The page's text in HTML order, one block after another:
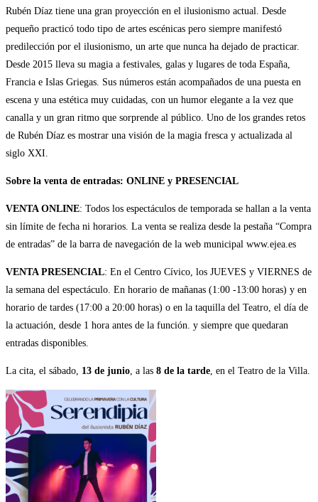
Rubén Díaz tiene una gran proyección en el ilusionismo actual. Desde
pequeño practicó todo tipo de artes escénicas pero siempre manifestó
predilección por el ilusionismo, un arte que nunca ha dejado de practicar.
Desde 2015 lleva su magia a festivales, galas y lugares de toda España,
Francia e Islas Griegas. Sus números están acompañados de una puesta en
escena y una estética muy cuidadas, con un humor elegante a la vez que
canalla y un gran ritmo que sorprende al público. Uno de los grandes retos
de Rubén Díaz es mostrar una visión de la magia fresca y actualizada al
siglo XXI.
Sobre la venta de entradas: ONLINE y PRESENCIAL
VENTA ONLINE: Todos los espectáculos de temporada se hallan a la venta
sin límite de fecha ni horarios. La venta se realiza desde la pestaña “Compra
de entradas” de la barra de navegación de la web municipal www.ejea.es
VENTA PRESENCIAL: En el Centro Cívico, los JUEVES y VIERNES de
la semana del espectáculo. En horario de mañanas (1:00 -13:00 horas) y en
horario de tardes (17:00 a 20:00 horas) o en la taquilla del Teatro, el día de
la actuación, desde 1 hora antes de la función. y siempre que quedaran
entradas disponibles.
La cita, el sábado, 13 de junio , a las 8 de la tarde , en el Teatro de la Villa.